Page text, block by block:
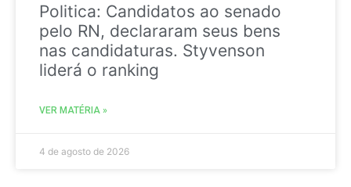
Politica: Candidatos ao senado
pelo RN, declararam seus bens
nas candidaturas. Styvenson
liderá o ranking
VER MATÉRIA »
4 de agosto de 2026